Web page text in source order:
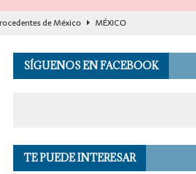
de México
MÉXICO
asesinato en vivo del influencer
reporte de autoridades
EL
SÍGUENOS EN FACEBOOK
TE PUEDE INTERESAR